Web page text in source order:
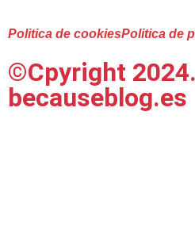
©Cpyright 2024.
becauseblog.es
Politica de cookiesPolitica de